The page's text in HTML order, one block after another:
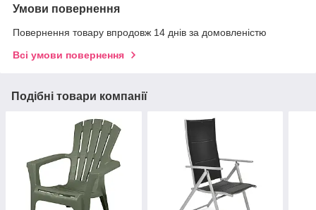
Умови повернення
Повернення товару впродовж 14 днів за домовленістю
Всі умови повернення
Подібні товари компанії